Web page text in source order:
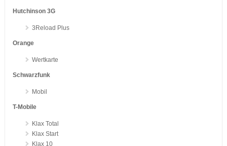
Hutchinson 3G
3Reload Plus
Orange
Wertkarte
Schwarzfunk
Mobil
T-Mobile
Klax Total
Klax Start
Klax 10